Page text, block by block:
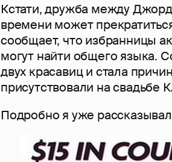
Кстати, дружба между
времени может
сообщает, что избранницы
могут найти общего языка.
двух красавиц и стала
присутствовали на свадьбе
Подробно я уже